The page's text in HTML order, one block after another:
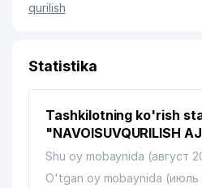
qurilish
Statistika
Tashkilotning ko'rish
"NAVOISUVQURILISH
Shu oy mobaynida (август
O'tgan oy mobaynida (июль